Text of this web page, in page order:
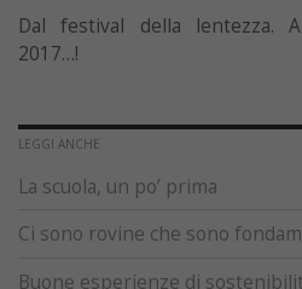
Dal festival della lentezza.
2017…!
LEGGI ANCHE
La scuola, un po’ prima
Ci sono rovine che sono
Buone esperienze di